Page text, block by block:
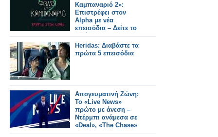
γραμμής.
Καμπαναριό 2»:
Επιστρέφει στον
Alpha με νέα
επεισόδια – Δείτε το
πρώτο trailer!
Heridas: Διαβάστε τα
πρώτα 5 επεισόδια
Απογευματινή Ζώνη:
Το «Live News»
πρώτο με άνεση –
Ντέρμπι ανάμεσα σε
«Deal», «The Chase»
και «Τροχό»